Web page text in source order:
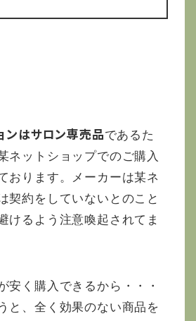
ンはサロン専売品であるた
ネットショップでのご購入
おります。メーカーは某ネ
契約をしていないとのこと
けるよう注意喚起されてま
安く購入できるから・・・
と、全く効果のない商品を